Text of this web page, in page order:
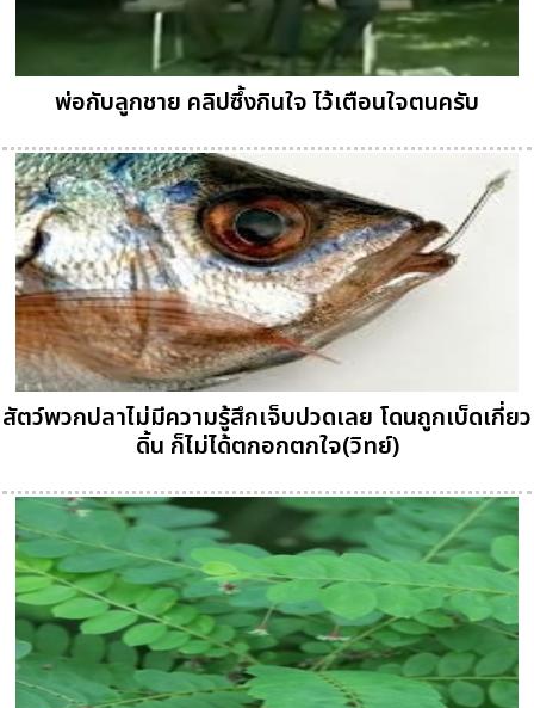
พ่อกับลูกชาย คลิปซึ้งกินใจ ไว้เตือนใจตนครับ
สัตว์พวกปลาไม่มีความรู้สึกเจ็บปวดเลย โดนถูกเบ็ดเกี่ยว
ดิ้น ก็ไม่ได้ตกอกตกใจ(วิทย์)